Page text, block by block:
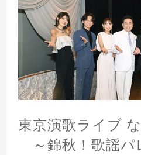
東京演歌ライブ
～錦秋！歌謡パ